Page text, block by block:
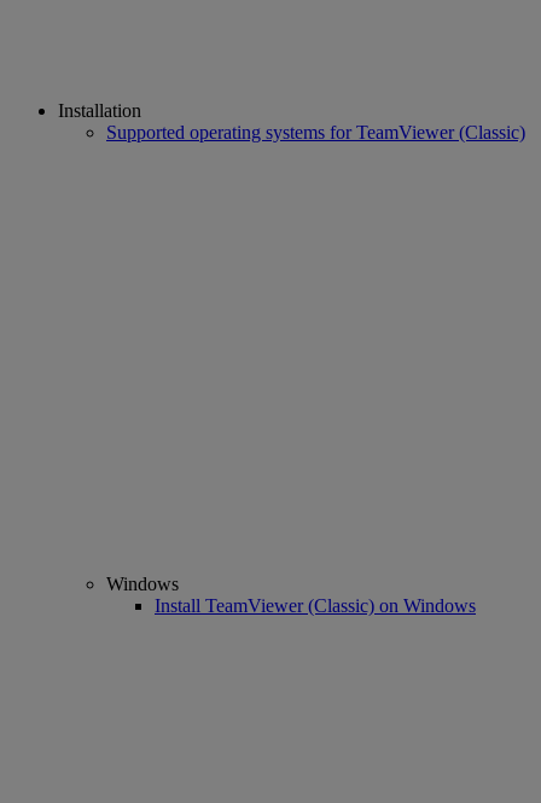
Installation
Supported operating systems for TeamViewer (Classic)
Windows
Install TeamViewer (Classic) on Windows